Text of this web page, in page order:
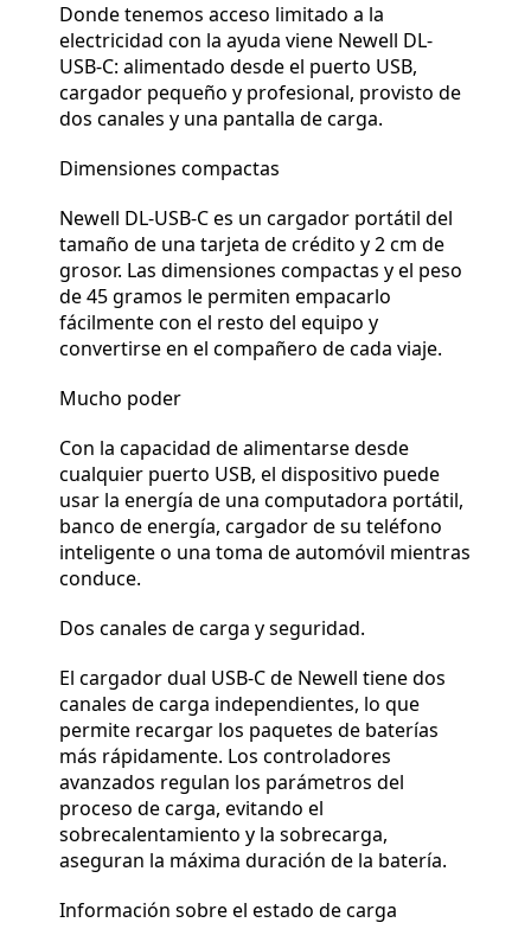
Donde tenemos acceso limitado a la
electricidad con la ayuda viene Newell DL-
USB-C: alimentado desde el puerto USB,
cargador pequeño y profesional, provisto de
dos canales y una pantalla de carga.
Dimensiones compactas
Newell DL-USB-C es un cargador portátil del
tamaño de una tarjeta de crédito y 2 cm de
grosor. Las dimensiones compactas y el peso
de 45 gramos le permiten empacarlo
fácilmente con el resto del equipo y
convertirse en el compañero de cada viaje.
Mucho poder
Con la capacidad de alimentarse desde
cualquier puerto USB, el dispositivo puede
usar la energía de una computadora portátil,
banco de energía, cargador de su teléfono
inteligente o una toma de automóvil mientras
conduce.
Dos canales de carga y seguridad.
El cargador dual USB-C de Newell tiene dos
canales de carga independientes, lo que
permite recargar los paquetes de baterías
más rápidamente. Los controladores
avanzados regulan los parámetros del
proceso de carga, evitando el
sobrecalentamiento y la sobrecarga,
aseguran la máxima duración de la batería.
Información sobre el estado de carga